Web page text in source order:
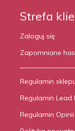
Strefa
Zaloguj się
Zapomniane
Regulamin
Regulamin Lead
Regulamin Opinii